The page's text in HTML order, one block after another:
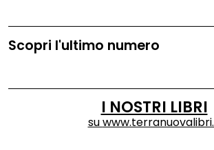
Scopri l'ultimo numero
I NOSTRI LIBRI
su